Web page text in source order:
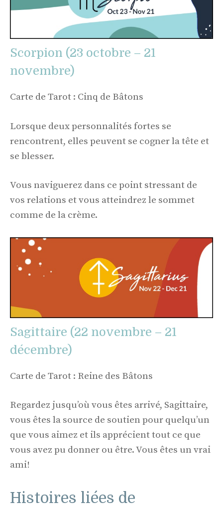
Scorpion (23 octobre – 21
novembre)
Carte de Tarot : Cinq de Bâtons
Lorsque deux personnalités fortes se
rencontrent, elles peuvent se cogner la tête et
se blesser.
Vous naviguerez dans ce point stressant de
vos relations et vous atteindrez le sommet
comme de la crème.
Sagittaire (22 novembre – 21
décembre)
Carte de Tarot : Reine des Bâtons
Regardez jusqu’où vous êtes arrivé, Sagittaire,
vous êtes la source de soutien pour quelqu’un
que vous aimez et ils apprécient tout ce que
vous avez pu donner ou être. Vous êtes un vrai
ami!
Histoires liées de